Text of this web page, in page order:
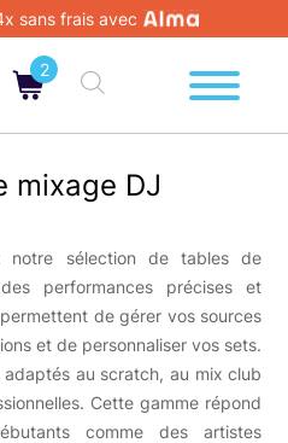
sans frais avec
2
mixage DJ
notre sélection de tables de
performances précises et
de gérer vos sources
et de personnaliser vos sets.
au scratch, au mix club
Cette gamme répond
comme des artistes